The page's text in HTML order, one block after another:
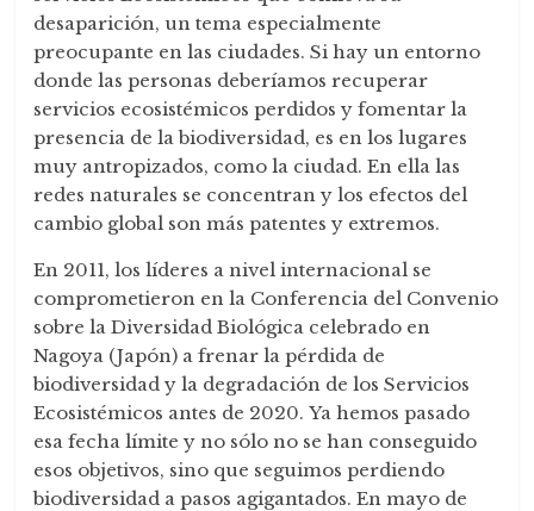
desaparición, un tema especialmente
preocupante en las ciudades. Si hay un entorno
donde las personas deberíamos recuperar
servicios ecosistémicos perdidos y fomentar la
presencia de la biodiversidad, es en los lugares
muy antropizados, como la ciudad. En ella las
redes naturales se concentran y los efectos del
cambio global son más patentes y extremos.
En 2011, los líderes a nivel internacional se
comprometieron en la Conferencia del Convenio
sobre la Diversidad Biológica celebrado en
Nagoya (Japón) a frenar la pérdida de
biodiversidad y la degradación de los Servicios
Ecosistémicos antes de 2020. Ya hemos pasado
esa fecha límite y no sólo no se han conseguido
esos objetivos, sino que seguimos perdiendo
biodiversidad a pasos agigantados. En mayo de